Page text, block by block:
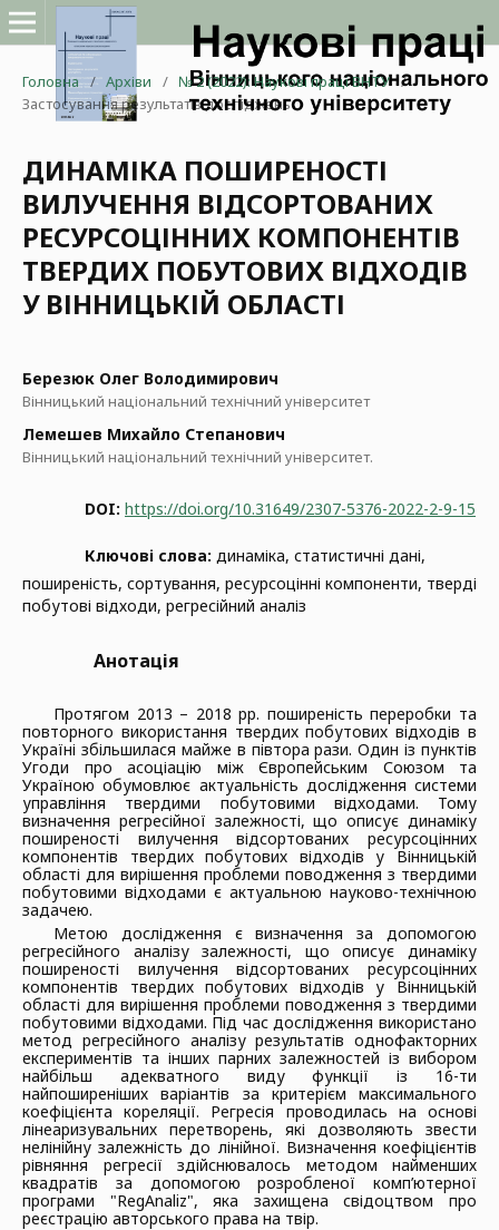
Головна / Архіви / № 2 (2022): Наукові праці ВНТУ /
Застосування результатів досліджень
ДИНАМІКА ПОШИРЕНОСТІ
ВИЛУЧЕННЯ ВІДСОРТОВАНИХ
РЕСУРСОЦІННИХ КОМПОНЕНТІВ
ТВЕРДИХ ПОБУТОВИХ ВІДХОДІВ
У ВІННИЦЬКІЙ ОБЛАСТІ
Березюк Олег Володимирович
Вінницький національний технічний університет
Лемешев Михайло Степанович
Вінницький національний технічний університет.
DOI: https://doi.org/10.31649/2307-5376-2022-2-9-15
Ключові слова: динаміка, статистичні дані,
поширеність, сортування, ресурсоцінні компоненти, тверді
побутові відходи, регресійний аналіз
Анотація
Протягом 2013 – 2018 рр. поширеність переробки та
повторного використання твердих побутових відходів в
Україні збільшилася майже в півтора рази. Один із пунктів
Угоди про асоціацію між Європейським Союзом та
Україною обумовлює актуальність дослідження системи
управління твердими побутовими відходами. Тому
визначення регресійної залежності, що описує динамiку
поширеності вилучення відсортованих ресурсоцінних
компонентів твердих побутових відходів у Вінницькій
області для вирішення проблеми поводження з твердими
побутовими відходами є актуальною науково-технічною
задачею.
Метою дослідження є визначення за допомогою
регресійного аналізу залежності, що описує динамiку
поширеності вилучення відсортованих ресурсоцінних
компонентів твердих побутових відходів у Вінницькій
області для вирішення проблеми поводження з твердими
побутовими відходами. Під час дослідження використано
метод регресійного аналізу результатів однофакторних
експериментів та інших парних залежностей із вибором
найбільш адекватного виду функції із 16-ти
найпоширеніших варіантів за критерієм максимального
коефіцієнта кореляції. Регресія проводилась на основі
лінеаризувальних перетворень, які дозволяють звести
нелінійну залежність до лінійної. Визначення коефіцієнтів
рівняння регресії здійснювалось методом найменших
квадратів за допомогою розробленої комп’ютерної
програми "RegAnaliz", яка захищена свідоцтвом про
реєстрацію авторського права на твір.